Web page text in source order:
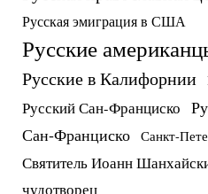
Русская эмиграция в США
Русские
Русские в Калифорнии
Русский Сан-Франциско
Сан-Франциско Санкт-
Святитель Иоанн
чудотворец